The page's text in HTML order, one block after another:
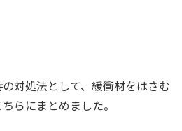
対処法として、緩衝材をはさむ
らにまとめました。